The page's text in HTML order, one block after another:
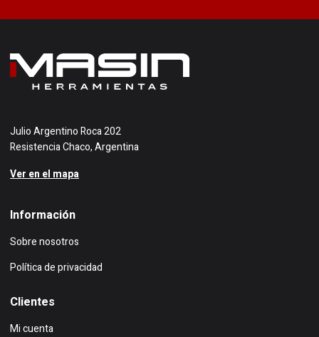
Julio Argentino Roca 202
Resistencia Chaco, Argentina
Ver en el mapa
Información
Sobre nosotros
Política de privacidad
Clientes
Mi cuenta